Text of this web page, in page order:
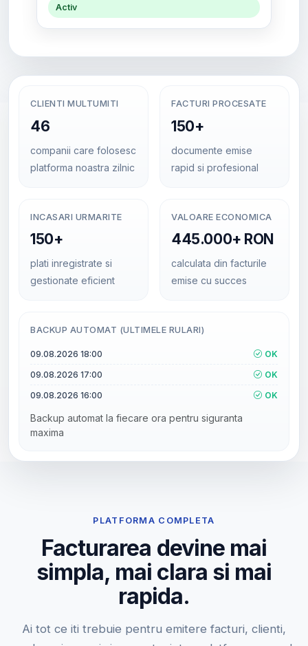
Activ
CLIENTI MULTUMITI
46
companii care folosesc
platforma noastra zilnic
FACTURI PROCESATE
150+
documente emise
rapid si profesional
INCASARI URMARITE
150+
plati inregistrate si
gestionate eficient
VALOARE ECONOMICA
445.000+ RON
calculata din facturile
emise cu succes
BACKUP AUTOMAT (ULTIMELE RULARI)
09.08.2026 18:00
OK
09.08.2026 17:00
OK
09.08.2026 16:00
OK
Backup automat la fiecare ora pentru siguranta
maxima
PLATFORMA COMPLETA
Facturarea devine mai
simpla, mai clara si mai
rapida.
Ai tot ce iti trebuie pentru emitere facturi, clienti,